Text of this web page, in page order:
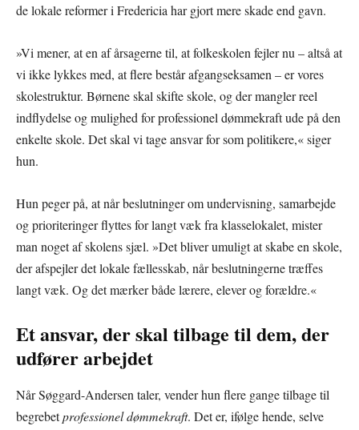
de lokale reformer i Fredericia har gjort mere skade end gavn.
»Vi mener, at en af årsagerne til, at folkeskolen fejler nu – altså at
vi ikke lykkes med, at flere består afgangseksamen – er vores
skolestruktur. Børnene skal skifte skole, og der mangler reel
indflydelse og mulighed for professionel dømmekraft ude på den
enkelte skole. Det skal vi tage ansvar for som politikere,« siger
hun.
Hun peger på, at når beslutninger om undervisning, samarbejde
og prioriteringer flyttes for langt væk fra klasselokalet, mister
man noget af skolens sjæl. »Det bliver umuligt at skabe en skole,
der afspejler det lokale fællesskab, når beslutningerne træffes
langt væk. Og det mærker både lærere, elever og forældre.«
Et ansvar, der skal tilbage til dem, der
udfører arbejdet
Når Søggard-Andersen taler, vender hun flere gange tilbage til
begrebetprofessionel dømmekraft. Det er, ifølge hende, selve